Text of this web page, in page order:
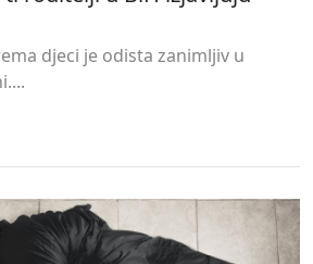
djeci je odista zanimljiv u